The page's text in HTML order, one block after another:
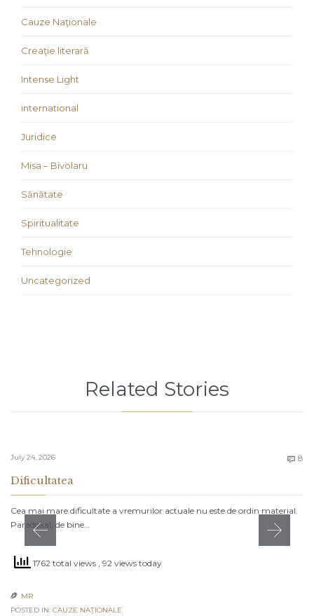
Cauze Naţionale
Creaţie literară
Intense Light
international
Juridice
Misa – Bivolaru
Sănătate
Spiritualitate
Tehnologie
Uncategorized
Related Stories
July 24, 2026  8
Dificultatea
Cea mai mare dificultate a vremurilor actuale nu este de ordin material.
Paradoxal, de bine…
1762 total views , 92 views today
 MR
POSTED IN: CAUZE NAŢIONALE